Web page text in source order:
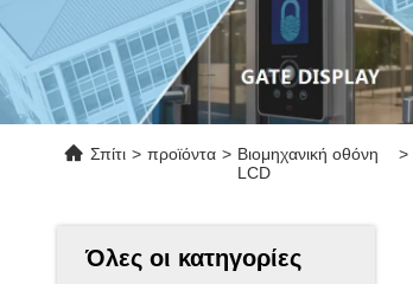
Σπίτι > προϊόντα > Βιομηχανική οθόνη
LCD
>
Όλες οι κατηγορίες